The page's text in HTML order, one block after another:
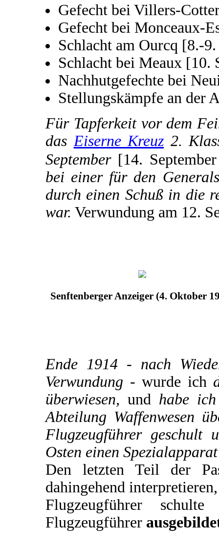
Gefecht bei Villers-
Gefecht bei Monceaux-
Schlacht am Ourcq [8.-
Schlacht bei Meaux [10.
Nachhutgefechte bei
Stellungskämpfe an der
Für Tapferkeit vor dem
das Eiserne Kreuz 2.
September[14.
bei einer für den
durch einen Schuß in die
war. Verwundung am 12.
Senftenberger Anzeiger (4. Oktober
Ende 1914 - nach
Verwundung -wurde ich
überwiesen, und habe
Abteilung Waffenwesen
Flugzeugführer
Osten einen
Den letzten Teil der
dahingehend
Flugzeugführer
Flugzeugführer